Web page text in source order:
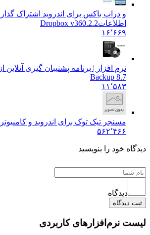
و دراپ باکس برای اندروید اشتراک
اطلاعاتDropbox v360.2.2
۱۶٬۶۶۹
نرم افزار | برنامه پشتیبان گیری آنلاین
Backup 8.7
۱۱٬۵۸۳
مسنجر تیک توک برای اندروید و کامپیوتر
۵۶۲٬۴۶۶
خود را بنویسید
دیدگاه
ثبت دیدگاه
نرم‌افزارهای کاربردی